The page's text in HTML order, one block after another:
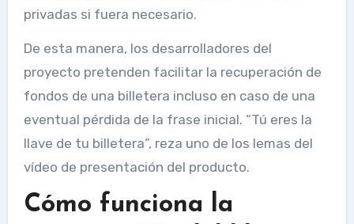
privadas si fuera necesario.
De esta manera, los desarrolladores del
proyecto pretenden facilitar la recuperación de
fondos de una billetera incluso en caso de una
eventual pérdida de la frase inicial. “Tú eres la
llave de tu billetera”, reza uno de los lemas del
vídeo de presentación del producto.
Cómo funciona la